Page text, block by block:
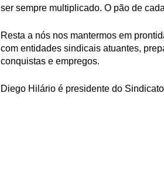
ser sempre multiplicado. O pão de
Resta a nós nos mantermos em
com entidades sindicais atuantes,
conquistas e empregos.
Diego Hilário é presidente do